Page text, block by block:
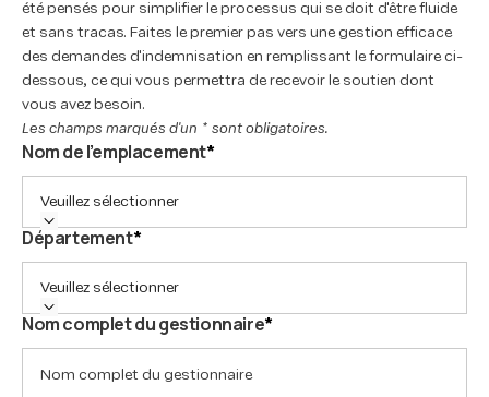
été pensés pour simplifier le processus qui se doit d'être fluide
et sans tracas. Faites le premier pas vers une gestion efficace
des demandes d'indemnisation en remplissant le formulaire ci-
dessous, ce qui vous permettra de recevoir le soutien dont
vous avez besoin.
Les champs marqués d'un * sont obligatoires.
Nom de l’emplacement*
Veuillez sélectionner
Département*
Veuillez sélectionner
Nom complet du gestionnaire*